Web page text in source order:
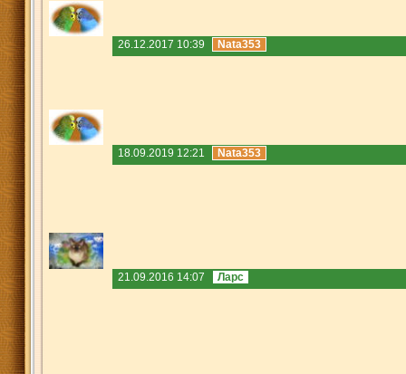
26.12.2017 10:39 Nata353
18.09.2019 12:21 Nata353
21.09.2016 14:07 Ларс